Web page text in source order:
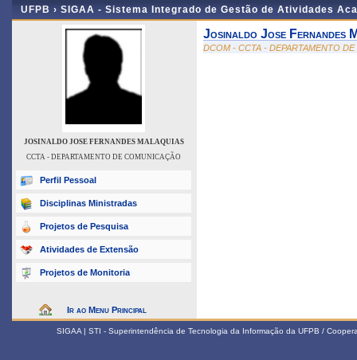
UFPB › SIGAA - Sistema Integrado de Gestão de Atividades
JOSINALDO JOSE FERNANDES MALAQUIAS
CCTA - DEPARTAMENTO DE COMUNICAÇÃO
Perfil Pessoal
Disciplinas Ministradas
Projetos de Pesquisa
Atividades de Extensão
Projetos de Monitoria
Ir ao Menu Principal
Josinaldo Jose Fernandes
DCOM - CCTA - DEPARTAMENTO
SIGAA | STI - Superintendência de Tecnologia da Informação da UFPB /